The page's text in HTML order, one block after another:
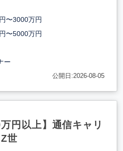
〜3000万円
〜5000万円
ー
公開日:2026-08-05
円以上】通信キャリ
世